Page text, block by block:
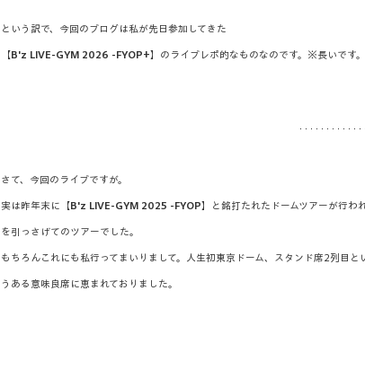
という訳で、今回のブログは私が先日参加してきた
【B'z LIVE-GYM 2026 -FYOP+】のライブレポ的なものなのです。※長いです。
さて、今回のライブですが。
実は昨年末に【B'z LIVE-GYM 2025 -FYOP】と銘打たれたドームツアーが行わ
を引っさげてのツアーでした。
もちろんこれにも私行ってまいりまして。人生初東京ドーム、スタンド席2列目と
うある意味良席に恵まれておりました。